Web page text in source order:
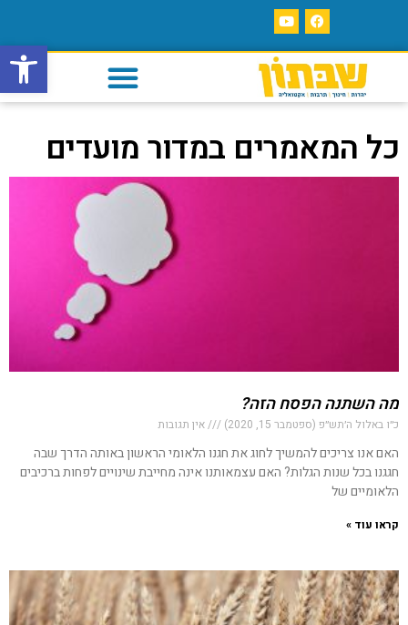
פתח
כל המאמרים במדור מועדים
מה השתנה הפסח הזה?
כ״ו באלול ה׳תש״פ (ספטמבר 15, 2020) אין תגובות
האם אנו צריכים להמשיך לחוג את חגנו הלאומי הראשון באותה הדרך שבה
חגגנו בכל שנות הגלות? האם עצמאותנו אינה מחייבת שינויים לפחות ברכיבים
הלאומיים של
קראו עוד »